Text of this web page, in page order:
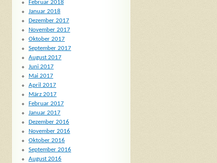
Februar 2018
Januar 2018
Dezember 2017
November 2017
Oktober 2017
September 2017
August 2017
Juni 2017
Mai 2017
April 2017
März 2017
Februar 2017
Januar 2017
Dezember 2016
November 2016
Oktober 2016
September 2016
August 2016